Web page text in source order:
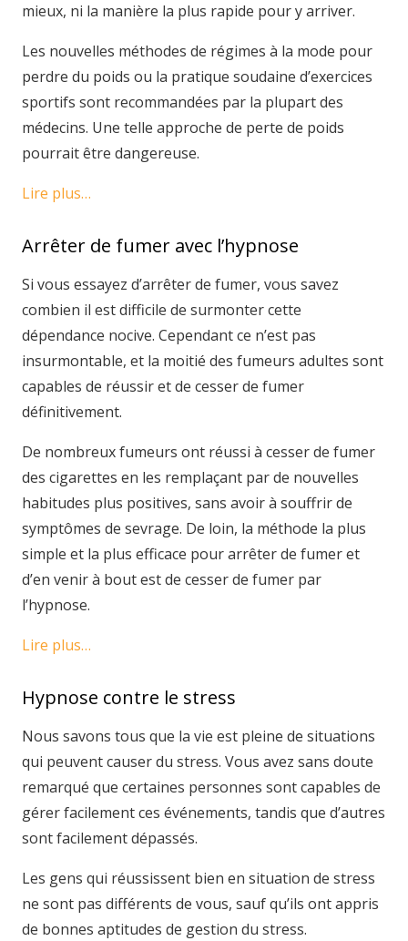
mieux, ni la manière la plus rapide pour y arriver.
Les nouvelles méthodes de régimes à la mode pour
perdre du poids ou la pratique soudaine d’exercices
sportifs sont recommandées par la plupart des
médecins. Une telle approche de perte de poids
pourrait être dangereuse.
Lire plus…
Arrêter de fumer avec l’hypnose
Si vous essayez d’arrêter de fumer, vous savez
combien il est difficile de surmonter cette
dépendance nocive. Cependant ce n’est pas
insurmontable, et la moitié des fumeurs adultes sont
capables de réussir et de cesser de fumer
définitivement.
De nombreux fumeurs ont réussi à cesser de fumer
des cigarettes en les remplaçant par de nouvelles
habitudes plus positives, sans avoir à souffrir de
symptômes de sevrage. De loin, la méthode la plus
simple et la plus efficace pour arrêter de fumer et
d’en venir à bout est de cesser de fumer par
l’hypnose.
Lire plus…
Hypnose contre le stress
Nous savons tous que la vie est pleine de situations
qui peuvent causer du stress. Vous avez sans doute
remarqué que certaines personnes sont capables de
gérer facilement ces événements, tandis que d’autres
sont facilement dépassés.
Les gens qui réussissent bien en situation de stress
ne sont pas différents de vous, sauf qu’ils ont appris
de bonnes aptitudes de gestion du stress.